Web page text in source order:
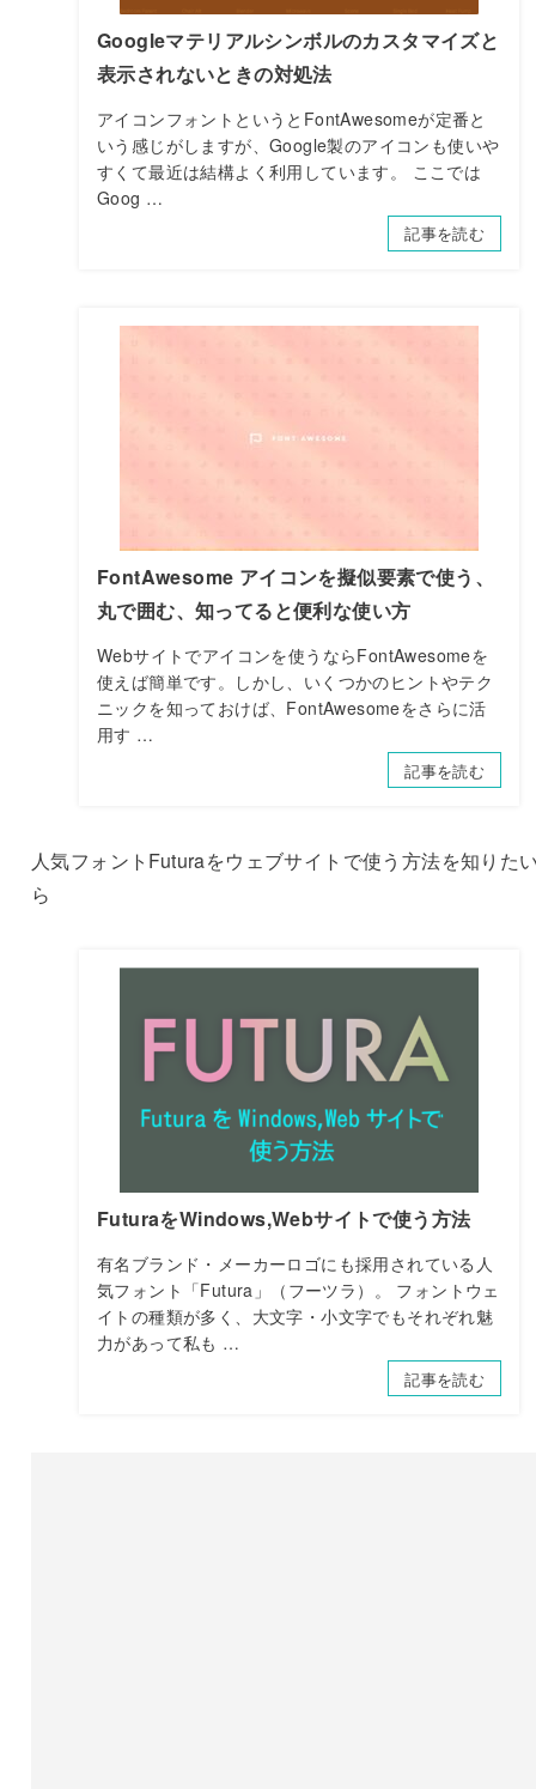
Googleマテリアルシンボルのカスタマイズと
表示されないときの対処法
アイコンフォントというとFontAwesomeが定番と
いう感じがしますが、Google製のアイコンも使いや
すくて最近は結構よく利用しています。 ここでは
Goog …
記事を読む
FontAwesome アイコンを擬似要素で使う、
丸で囲む、知ってると便利な使い方
Webサイトでアイコンを使うならFontAwesomeを
使えば簡単です。しかし、いくつかのヒントやテク
ニックを知っておけば、FontAwesomeをさらに活
用す …
記事を読む
人気フォントFuturaをウェブサイトで使う方法を知りた
ら
FuturaをWindows,Webサイトで使う方法
有名ブランド・メーカーロゴにも採用されている人
気フォント「Futura」（フーツラ）。 フォントウェ
イトの種類が多く、大文字・小文字でもそれぞれ魅
力があって私も …
記事を読む